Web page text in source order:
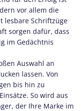
vor allem die
lesbare Schriftzüge
sorgen dafür, dass
im Gedächtnis
Auswahl an
lassen. Von
bis hin zu
So wird aus
der Ihre Marke im